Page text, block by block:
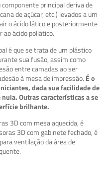
principal deriva de
de açúcar, etc.) levados a um
o ácido lático e posteriormente
ácido poliático.
é que se trata de um plástico
sua fusão, assim como
entre camadas ao ser
à mesa de impressão. É o
dada sua facilidade de
nula.Outras características a se
brilhante.
3D com mesa aquecida, é
3D com gabinete fechado, é
ventilação da área de